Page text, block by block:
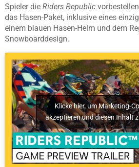
Spieler die Riders Republic
das Hasen-Paket, inklusive eines
einem blauen Hasen-Helm und dem
Snowboarddesign.
Klicke hier, um Marketing-
akzeptieren und diesen Inhalt